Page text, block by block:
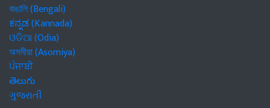
বাঙালি (Bengali)
ಕನ್ನಡ (Kannada)
ଓଡିଆ (Odia)
অসমীয়া (Asomiya)
ਪੰਜਾਬੀ
తెలుగు
ગુજરાતી